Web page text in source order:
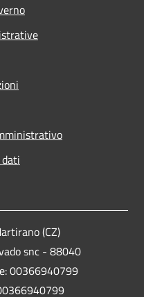
(CZ)
snc - 88040
00366940799